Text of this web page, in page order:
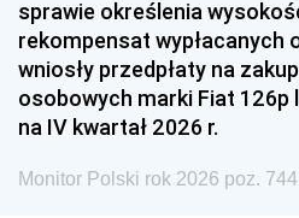
sprawie określenia
rekompensat wypłacanych
wniosły przedpłaty na
osobowych marki Fiat 126p
na IV kwartał 2026 r.
Monitor Polski rok 2026 poz. 744